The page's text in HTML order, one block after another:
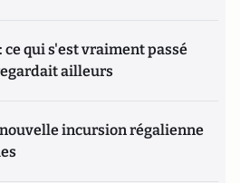
ce qui s'est vraiment passé
ailleurs
nouvelle incursion régalienne